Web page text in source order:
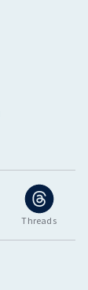
Threads